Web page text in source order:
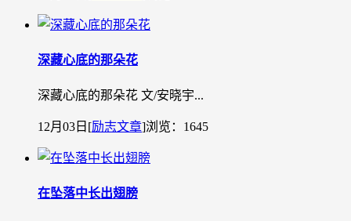
深藏心底的那朵花
深藏心底的那朵花 文/安晓宇...
12月03日 [励志文章]浏览：1645
在坠落中长出翅膀